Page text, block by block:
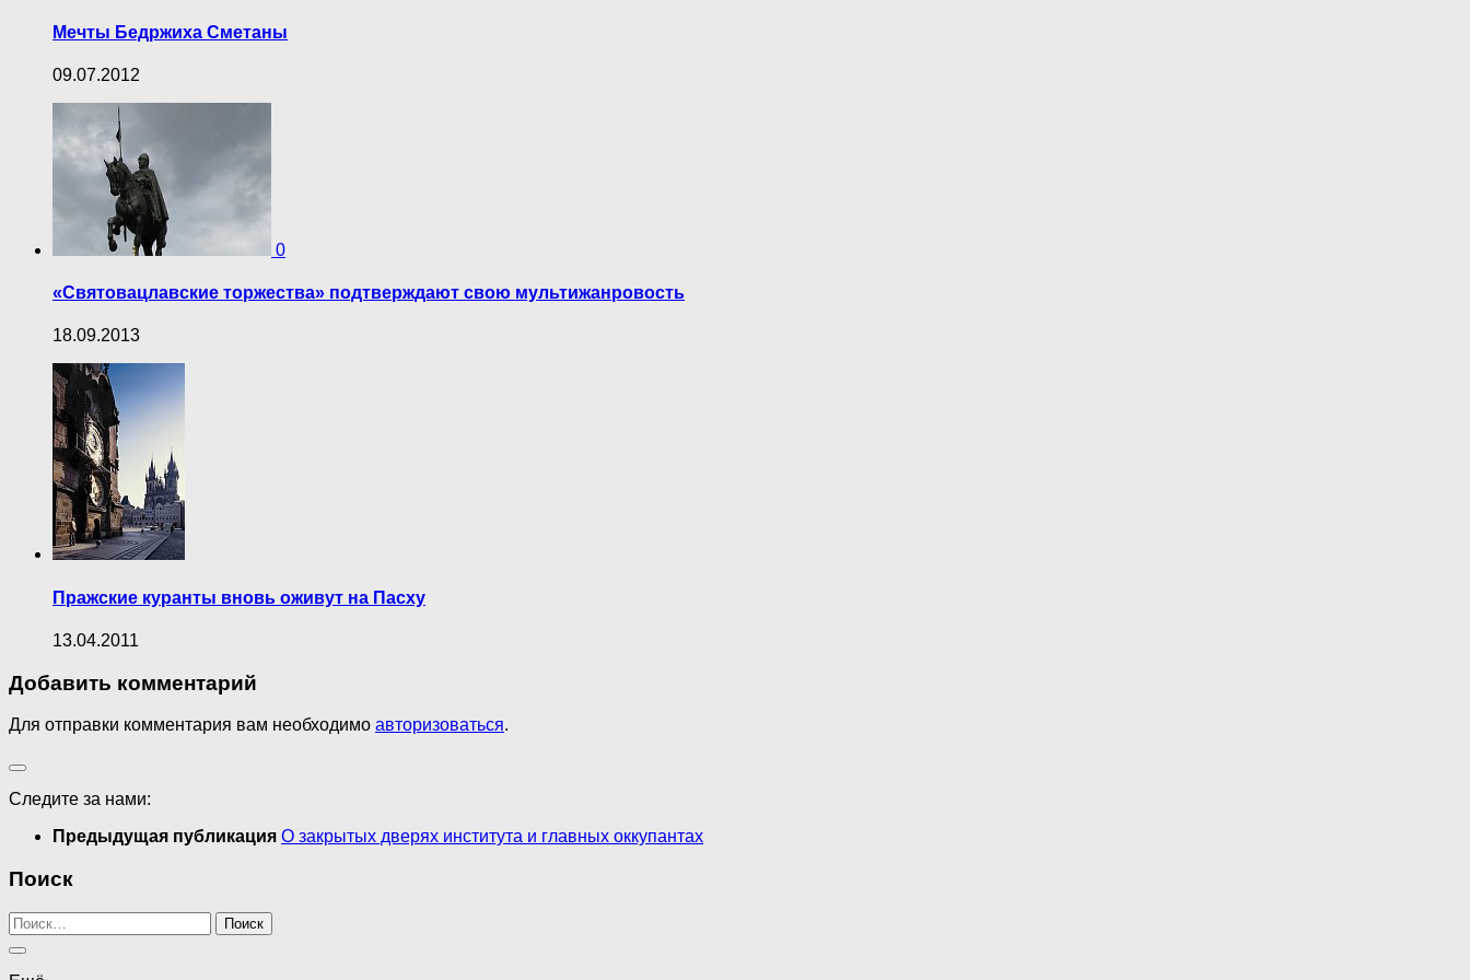
Мечты Бедржиха Сметаны
09.07.2012
0
«Святовацлавские торжества» подтверждают свою мультижанровость
18.09.2013
Пражские куранты вновь оживут на Пасху
13.04.2011
Добавить комментарий
Для отправки комментария вам необходимо авторизоваться.
Следите за нами:
Предыдущая публикация О закрытых дверях института и главных оккупантах
Поиск
Найти: